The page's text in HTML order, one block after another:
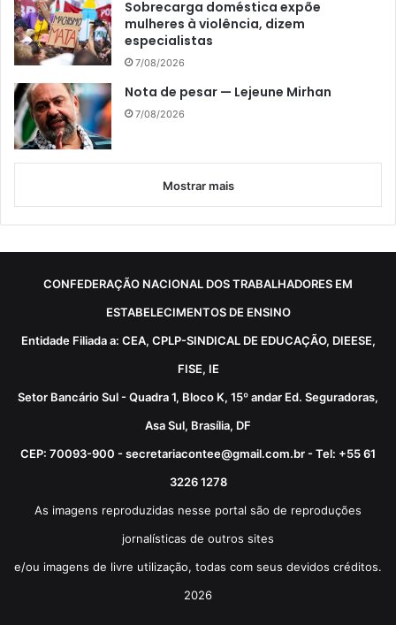
Sobrecarga doméstica expõe
mulheres à violência, dizem
especialistas
7/08/2026
Nota de pesar — Lejeune Mirhan
7/08/2026
Mostrar mais
CONFEDERAÇÃO NACIONAL DOS TRABALHADORES EM
ESTABELECIMENTOS DE ENSINO
Entidade Filiada a: CEA, CPLP-SINDICAL DE EDUCAÇÃO, DIEESE,
FISE, IE
Setor Bancário Sul - Quadra 1, Bloco K, 15º andar Ed. Seguradoras,
Asa Sul, Brasília, DF
CEP: 70093-900 - secretariacontee@gmail.com.br - Tel: +55 61
3226 1278
As imagens reproduzidas nesse portal são de reproduções
jornalísticas de outros sites
e/ou imagens de livre utilização, todas com seus devidos créditos.
2026